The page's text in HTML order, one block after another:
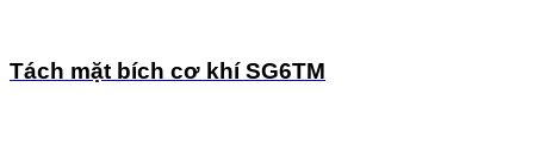
Tách mặt bích cơ khí SG6TM